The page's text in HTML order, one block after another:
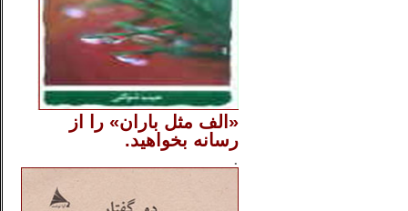
«الف مثل باران» را از
رسانه بخواهید.
.